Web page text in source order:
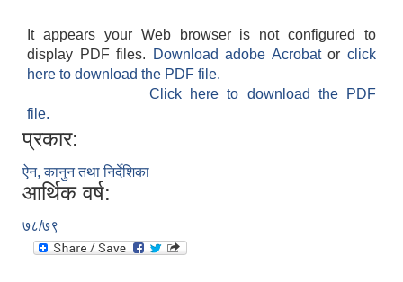
It appears your Web browser is not configured to
display PDF files.
Download adobe Acrobatorclick
here to download the PDF file.
Click here to download the PDF
file.
प्रकार:
ऐन, कानुन तथा निर्देशिका
आर्थिक वर्ष:
७८/७९